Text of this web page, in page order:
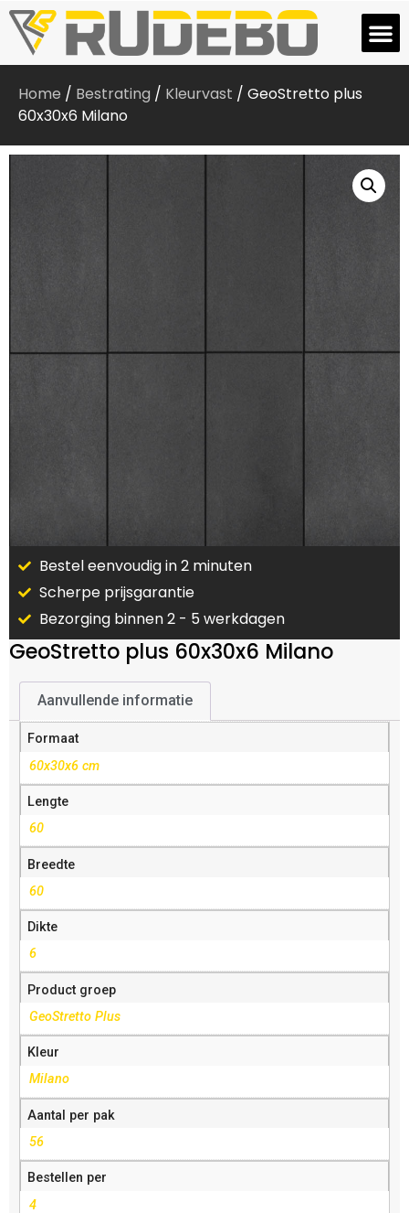
Home / Bestrating / Kleurvast / GeoStretto plus
60x30x6 Milano
Bestel eenvoudig in 2 minuten
Scherpe prijsgarantie
Bezorging binnen 2 - 5 werkdagen
GeoStretto plus 60x30x6 Milano
Aanvullende informatie
Formaat
60x30x6 cm
Lengte
60
Breedte
60
Dikte
6
Product groep
GeoStretto Plus
Kleur
Milano
Aantal per pak
56
Bestellen per
4